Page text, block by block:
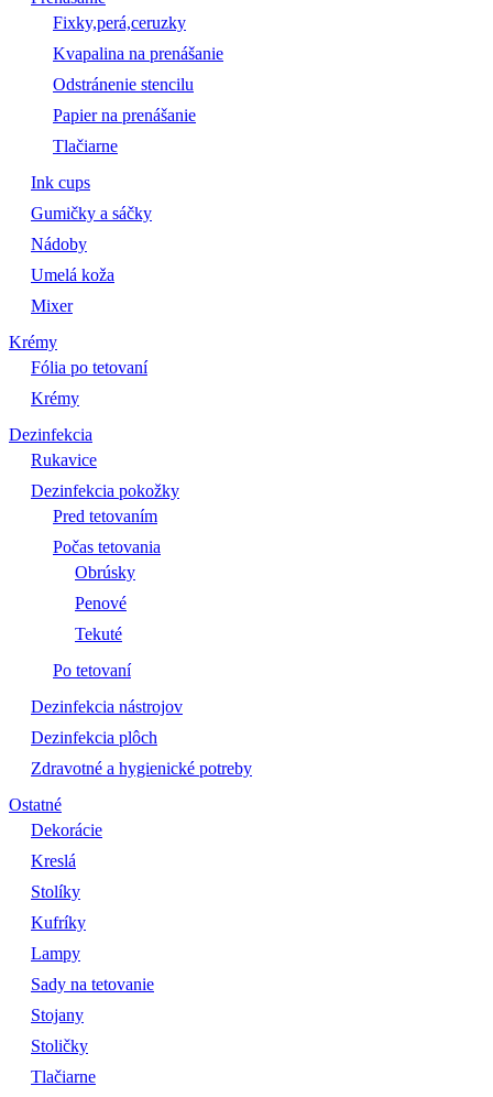
Fixky,perá,ceruzky
Kvapalina na prenášanie
Odstránenie stencilu
Papier na prenášanie
Tlačiarne
Ink cups
Gumičky a sáčky
Nádoby
Umelá koža
Mixer
Krémy
Fólia po tetovaní
Krémy
Dezinfekcia
Rukavice
Dezinfekcia pokožky
Pred tetovaním
Počas tetovania
Obrúsky
Penové
Tekuté
Po tetovaní
Dezinfekcia nástrojov
Dezinfekcia plôch
Zdravotné a hygienické potreby
Ostatné
Dekorácie
Kreslá
Stolíky
Kufríky
Lampy
Sady na tetovanie
Stojany
Stoličky
Tlačiarne